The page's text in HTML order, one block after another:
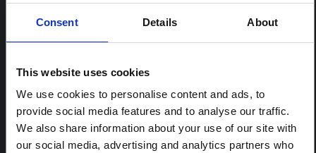
Consent Details About
This website uses cookies
We use cookies to personalise content and ads, to
provide social media features and to analyse our traffic.
We also share information about your use of our site with
our social media, advertising and analytics partners who
ARTICLE
Note contextuelle : Pratiques
Cette note est la deuxième produite par " le collectif
pour l'Ituri ", un réseau informel principalement animé
par des chercheurs en sciences sociales qui fournissent
des informations contextuelles pour la réponse à
l'épidémie d'Ebola à Bundibugyo dans l'Ituri, à l'est de
la RDC. Cette note développe les…